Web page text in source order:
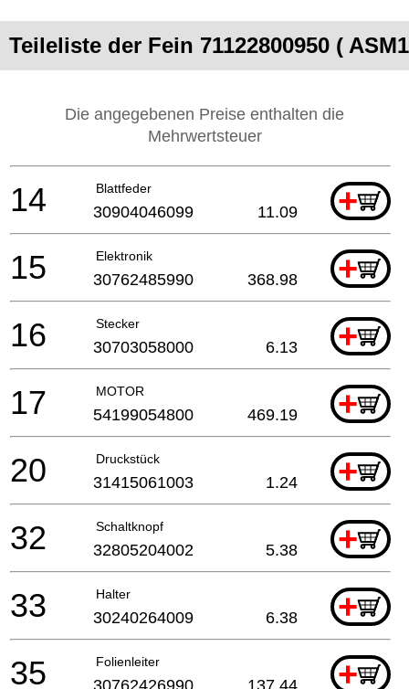
Teileliste der Fein 71122800950 (
Die angegebenen Preise enthalten die
Mehrwertsteuer
Blattfeder +
14 30904046099 11.09
Elektronik +
15 30762485990 368.98
Stecker +
16 30703058000 6.13
MOTOR +
17 54199054800 469.19
Druckstück +
20 31415061003 1.24
Schaltknopf +
32 32805204002 5.38
Halter +
33 30240264009 6.38
Folienleiter +
35 30762426990 137.44